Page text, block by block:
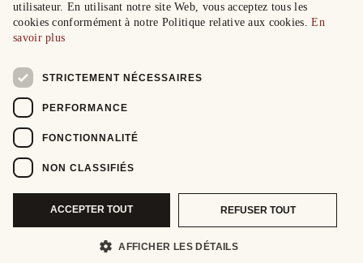
utilisateur. En utilisant notre site Web, vous acceptez tous les
cookies conformément à notre Politique relative aux cookies.En
savoir plus
STRICTEMENT NÉCESSAIRES
PERFORMANCE
FONCTIONNALITÉ
NON CLASSIFIÉS
ACCEPTER TOUT REFUSER TOUT
AFFICHER LES DÉTAILS